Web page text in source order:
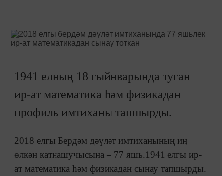
1941 елның 18 гыйнварында туган
ир-ат математика һәм физикадан
профиль имтиханы тапшырды.
2018 елгы Бердәм дәүләт имтиханының иң
өлкән катнашучысына – 77 яшь.1941 елгы ир-
ат математика һәм физикадан сынау тапшырды.